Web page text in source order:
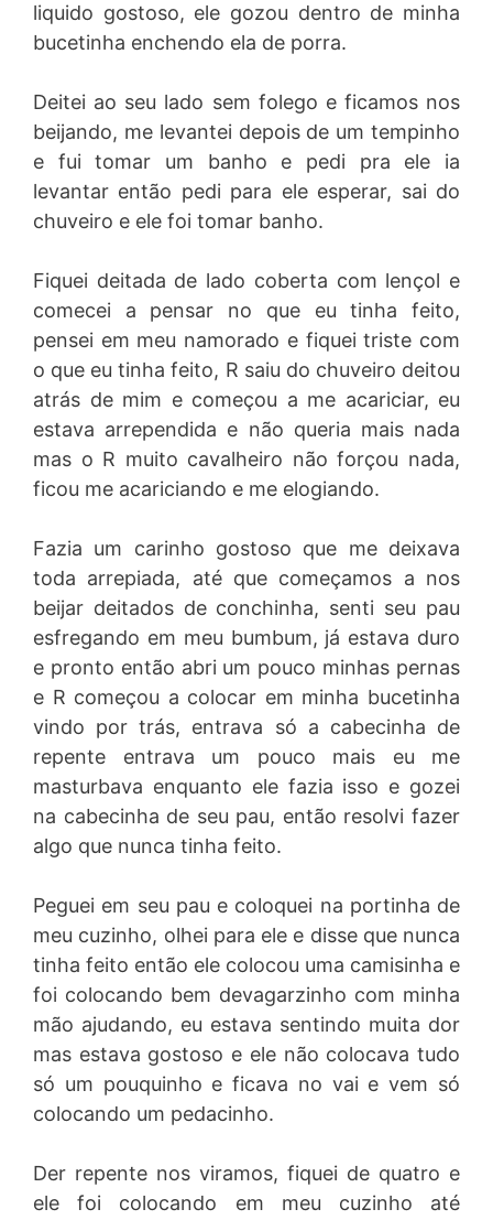
liquido gostoso, ele gozou dentro de minha
bucetinha enchendo ela de porra.
Deitei ao seu lado sem folego e ficamos nos
beijando, me levantei depois de um tempinho
e fui tomar um banho e pedi pra ele ia
levantar então pedi para ele esperar, sai do
chuveiro e ele foi tomar banho.
Fiquei deitada de lado coberta com lençol e
comecei a pensar no que eu tinha feito,
pensei em meu namorado e fiquei triste com
o que eu tinha feito, R saiu do chuveiro deitou
atrás de mim e começou a me acariciar, eu
estava arrependida e não queria mais nada
mas o R muito cavalheiro não forçou nada,
ficou me acariciando e me elogiando.
Fazia um carinho gostoso que me deixava
toda arrepiada, até que começamos a nos
beijar deitados de conchinha, senti seu pau
esfregando em meu bumbum, já estava duro
e pronto então abri um pouco minhas pernas
e R começou a colocar em minha bucetinha
vindo por trás, entrava só a cabecinha de
repente entrava um pouco mais eu me
masturbava enquanto ele fazia isso e gozei
na cabecinha de seu pau, então resolvi fazer
algo que nunca tinha feito.
Peguei em seu pau e coloquei na portinha de
meu cuzinho, olhei para ele e disse que nunca
tinha feito então ele colocou uma camisinha e
foi colocando bem devagarzinho com minha
mão ajudando, eu estava sentindo muita dor
mas estava gostoso e ele não colocava tudo
só um pouquinho e ficava no vai e vem só
colocando um pedacinho.
Der repente nos viramos, fiquei de quatro e
ele foi colocando em meu cuzinho até